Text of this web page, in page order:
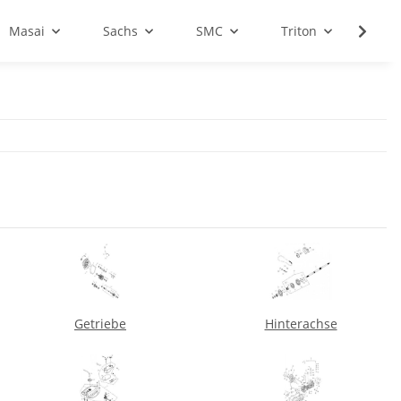
Masai Sachs SMC Triton
Getriebe Hinterachse